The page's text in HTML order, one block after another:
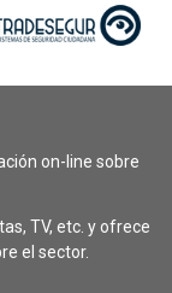
on-line sobre
TV, etc. y ofrece
el sector.